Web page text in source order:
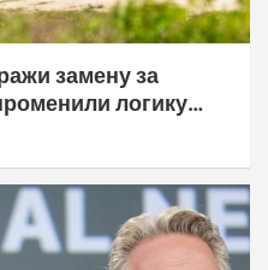
замену за
логику